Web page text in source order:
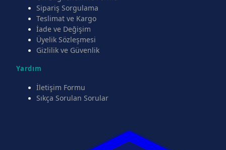
Sipariş Sorgulama
Teslimat ve Kargo
İade ve Değişim
Üyelik Sözleşmesi
Gizlilik ve Güvenlik
Yardım
İletişim Formu
Sıkça Sorulan Sorular